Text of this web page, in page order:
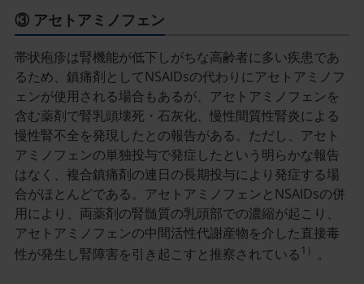
③ アセトアミノフェン
帯状疱疹は腎機能が低下しがちな高齢者に多い疾患であ
るため、鎮痛剤としてNSAIDsの代わりにアセトアミノフ
ェンが使用される場合もあるが、アセトアミノフェンを
含む薬剤で腎乳頭壊死・石灰化、慢性間質性腎炎による
慢性腎不全を発現したとの報告がある。ただし、アセト
アミノフェンの単独投与で発症したという明らかな報告
はなく、複合鎮痛剤の連日の長期投与により発症する場
合がほとんどである。アセトアミノフェンとNSAIDsの併
用により、両薬剤の腎髄質の乳頭部での濃縮が起こり、
アセトアミノフェンの中間活性代謝産物を介した直接毒
性が発生し腎障害を引き起こすと推察されている1） 。